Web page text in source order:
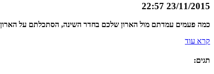
23/11/2015 22:57
כמה פעמים עמדתם מול הארון שלכם בחדר השינה, הסתכלתם על
קרא עוד
תגים: